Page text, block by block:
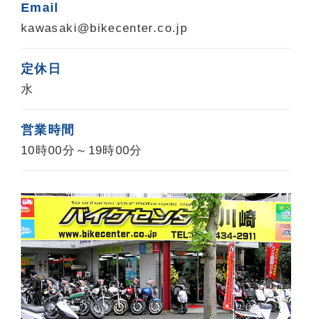
Email
kawasaki@bikecenter.co.jp
定休日
水
営業時間
10時00分～19時00分